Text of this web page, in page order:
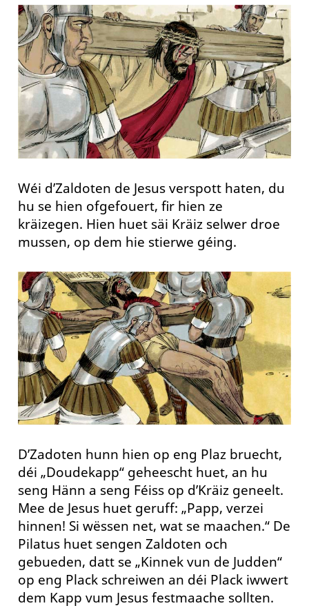
Wéi d’Zaldoten de Jesus verspott haten, du
hu se hien ofgefouert, fir hien ze
kräizegen. Hien huet säi Kräiz selwer droe
mussen, op dem hie stierwe géing.
D’Zadoten hunn hien op eng Plaz bruecht,
déi „Doudekapp“ geheescht huet, an hu
seng Hänn a seng Féiss op d’Kräiz geneelt.
Mee de Jesus huet geruff: „Papp, verzei
hinnen! Si wëssen net, wat se maachen.“ De
Pilatus huet sengen Zaldoten och
gebueden, datt se „Kinnek vun de Judden“
op eng Plack schreiwen an déi Plack iwwert
dem Kapp vum Jesus festmaache sollten.